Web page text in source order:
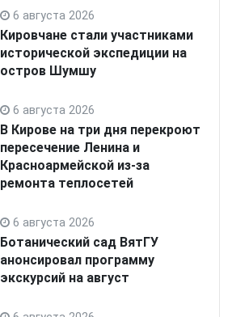
6 августа 2026
Кировчане стали участниками
исторической экспедиции на
остров Шумшу
6 августа 2026
В Кирове на три дня перекроют
пересечение Ленина и
Красноармейской из-за
ремонта теплосетей
6 августа 2026
Ботанический сад ВятГУ
анонсировал программу
экскурсий на август